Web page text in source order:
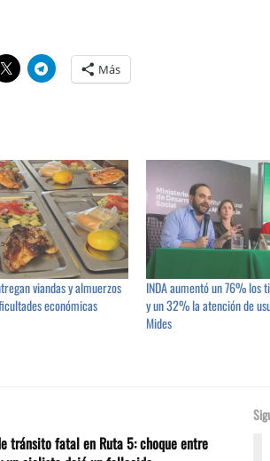
Más
viandas y almuerzos
económicas
INDA aumentó un 76% los
y un 32% la atención de
Mides
tránsito fatal en Ruta 5: choque entre